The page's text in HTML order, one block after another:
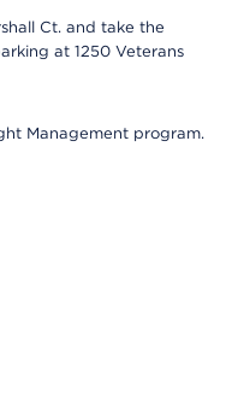
Ct. and take the
at 1250 Veterans
Management program.